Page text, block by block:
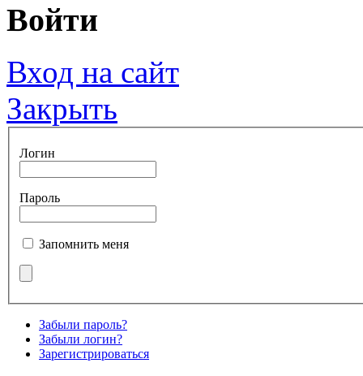
Войти
Вход на сайт
Закрыть
Логин
Пароль
Запомнить меня
Забыли пароль?
Забыли логин?
Зарегистрироваться